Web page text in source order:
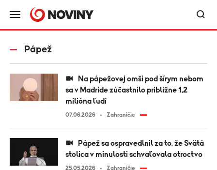
Pápež
sa v Madride zúčastnilo približne 1,2
milióna ľudí
07.06.2026 Zahraničie
stolica v minulosti schvaľovala otroctvo
25.05.2026 Zahraničie